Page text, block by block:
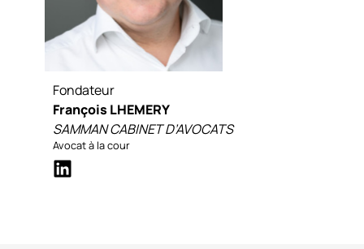
Fondateur
François LHEMERY
SAMMAN CABINET D’AVOCATS
Avocat à la cour